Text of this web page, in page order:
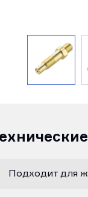
Подходит для